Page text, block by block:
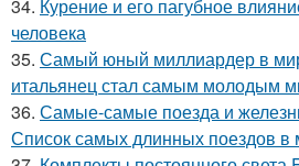
34. Курение и его пагубное
человека
35. Самый юный миллиардер в
итальянец стал самым молодым
36. Самые-самые поезда и
Список самых длинных поездов в